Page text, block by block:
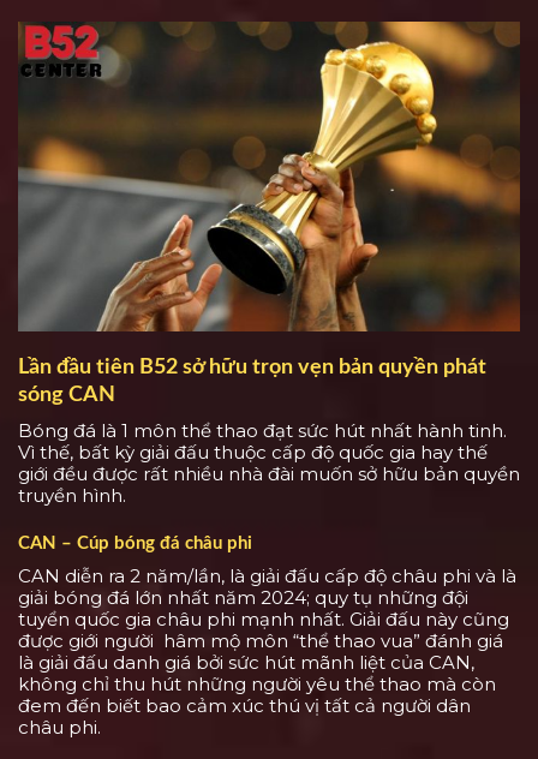
Lần đầu tiên B52 sở hữu trọn vẹn bản quyền phát
sóng CAN
Bóng đá là 1 môn thể thao đạt sức hút nhất hành tinh.
Vì thế, bất kỳ giải đấu thuộc cấp độ quốc gia hay thế
giới đều được rất nhiều nhà đài muốn sở hữu bản quyền
truyền hình.
CAN – Cúp bóng đá châu phi
CAN diễn ra 2 năm/lần, là giải đấu cấp độ châu phi và là
giải bóng đá lớn nhất năm 2024; quy tụ những đội
tuyển quốc gia châu phi mạnh nhất. Giải đấu này cũng
được giới người hâm mộ môn “thể thao vua” đánh giá
là giải đấu danh giá bởi sức hút mãnh liệt của CAN,
không chỉ thu hút những người yêu thể thao mà còn
đem đến biết bao cảm xúc thú vị tất cả người dân
châu phi.